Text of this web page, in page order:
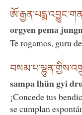
orgyen pema
Te rogamos, guru
sampa lhün gyi
¡Concede tus
se cumplan